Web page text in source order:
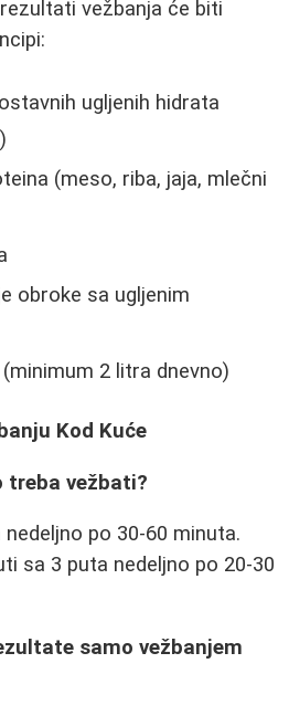
vežbanja će biti
ugljenih hidrata
(meso, riba, jaja, mlečni
obroke sa ugljenim
2 litra dnevno)
Kod Kuće
treba vežbati?
po 30-60 minuta.
sa 3 puta nedeljno po 20-30
samo vežbanjem